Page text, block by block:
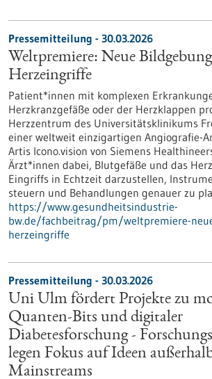
Pressemitteilung - 30.03.2026
Weltpremiere: Neue
Herzeingriffe
Patient*innen mit komplexen
Herzkranzgefäße oder der Herzklappen
Herzzentrum des Universitätsklinikums
einer weltweit einzigartigen Angiografie-
Artis Icono.vision von Siemens
Ärzt*innen dabei, Blutgefäße und das
Eingriffs in Echtzeit darzustellen,
steuern und Behandlungen genauer zu
https://www.gesundheitsindustrie-
bw.de/fachbeitrag/pm/weltpremiere-
herzeingriffe
Pressemitteilung - 30.03.2026
Uni Ulm fördert Projekte zu
Quanten-Bits und digitaler
Diabetesforschung -
legen Fokus auf Ideen
Mainstreams